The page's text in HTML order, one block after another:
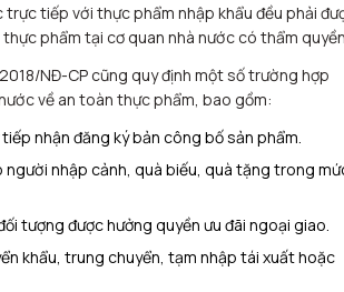
tiếp với thực phẩm nhập khẩu đều phải
phẩm tại cơ quan nhà nước có thẩm
NĐ-CP cũng quy định một số trường hợp
về an toàn thực phẩm, bao gồm:
nhận đăng ký bản công bố sản phẩm.
nhập cảnh, quà biếu, quà tặng trong
tượng được hưởng quyền ưu đãi ngoại giao.
khẩu, trung chuyển, tạm nhập tái xuất hoặc